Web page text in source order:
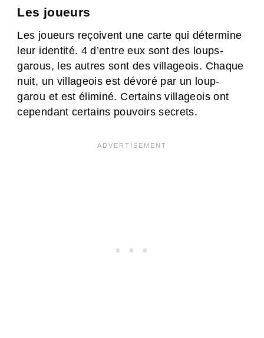
Les joueurs
Les joueurs reçoivent une carte qui détermine
leur identité. 4 d’entre eux sont des loups-
garous, les autres sont des villageois. Chaque
nuit, un villageois est dévoré par un loup-
garou et est éliminé. Certains villageois ont
cependant certains pouvoirs secrets.